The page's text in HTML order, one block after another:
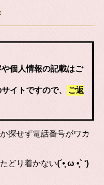
個人情報の記載はご
イトですので、
ご返
探せず電話番号がワカ
どり着かない(´•̥ ω •̥` ‘)